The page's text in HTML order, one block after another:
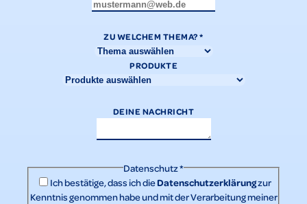
ZU WELCHEM THEMA?*
PRODUKTE
DEINE NACHRICHT
Datenschutz*
Ich bestätige, dass ich dieDatenschutzerklärungzur
Kenntnis genommen habe und mit der Verarbeitung meiner